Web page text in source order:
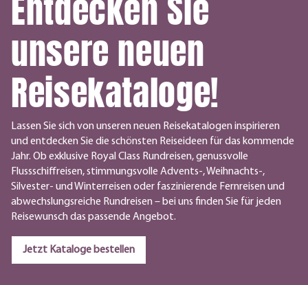
unsere neuen
Reisekataloge!
Lassen Sie sich von unseren neuen Reisekatalogen inspirieren
und entdecken Sie die schönsten Reiseideen für das kommende
Jahr. Ob exklusive Royal Class Rundreisen, genussvolle
Flussschiffreisen, stimmungsvolle Advents-, Weihnachts-,
Silvester- und Winterreisen oder faszinierende Fernreisen und
abwechslungsreiche Rundreisen – bei uns finden Sie für jeden
Reisewunsch das passende Angebot.
Jetzt Kataloge bestellen